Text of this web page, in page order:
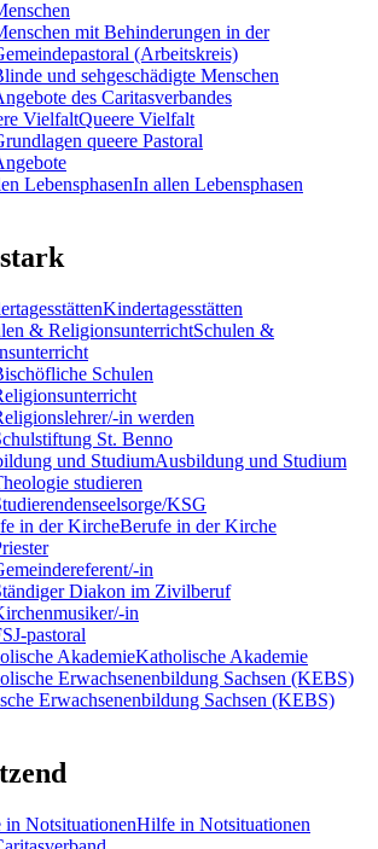
mit Behinderungen in der
(Arbeitskreis)
und sehgeschädigte Menschen
des Caritasverbandes
Queere Vielfalt
queere Pastoral
In allen Lebensphasen
Kindertagesstätten
Schulen &
Schulen
in werden
St. Benno
Ausbildung und Studium
studieren
KSG
Berufe in der Kirche
in
Diakon im Zivilberuf
in
pastoral
Katholische Akademie
Erwachsenenbildung Sachsen (KEBS)
Hilfe in Notsituationen